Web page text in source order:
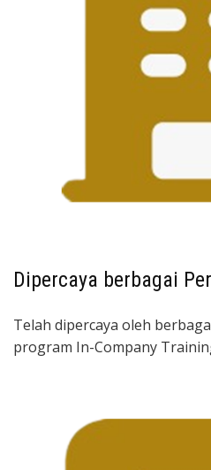
Dipercaya berbagai
Telah dipercaya oleh
program In-Company